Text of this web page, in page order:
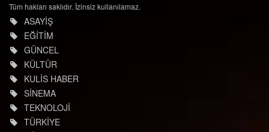
Tüm hakları saklıdır. İzinsiz kullanılamaz.
ASAYİŞ
EĞİTİM
GÜNCEL
KÜLTÜR
KULİS HABER
SİNEMA
TEKNOLOJİ
TÜRKİYE